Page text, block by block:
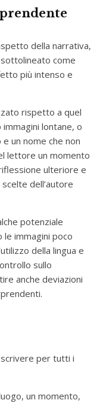
della narrativa,
sottolineato come
più intenso e
rispetto a quel
lontane, o
un nome che non
lettore un momento
ulteriore e
dell’autore
potenziale
immagini poco
della lingua e
sullo
anche deviazioni
scrivere per tutti i
un momento,